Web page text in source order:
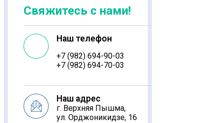
Свяжитесь с нами!
Наш телефон
+7 (982) 694-90-03
+7 (982) 694-70-03
Наш адрес
г. Верхняя Пышма,
ул. Орджоникидзе, 16